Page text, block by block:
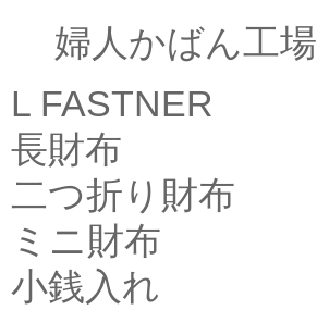
婦人かばん工場
L FASTNER
長財布
二つ折り財布
ミニ財布
小銭入れ